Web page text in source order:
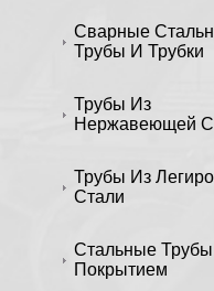
Сварные
Трубы И Трубки
Трубы Из
Нержавеющей
Трубы Из
Стали
Стальные
Покрытием